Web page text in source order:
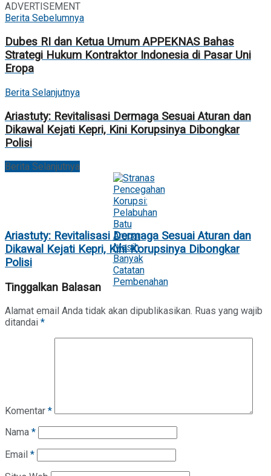
ADVERTISEMENT
Berita Sebelumnya
Dubes RI dan Ketua Umum APPEKNAS Bahas
Strategi Hukum Kontraktor Indonesia di Pasar Uni
Eropa
Berita Selanjutnya
Ariastuty: Revitalisasi Dermaga Sesuai Aturan dan
Dikawal Kejati Kepri, Kini Korupsinya Dibongkar
Polisi
Berita Selanjutnya
Ariastuty: Revitalisasi Dermaga Sesuai Aturan dan
Dikawal Kejati Kepri, Kini Korupsinya Dibongkar
Polisi
Tinggalkan Balasan
Alamat email Anda tidak akan dipublikasikan. Ruas yang wajib
ditandai *
Komentar *
Nama *
Email *